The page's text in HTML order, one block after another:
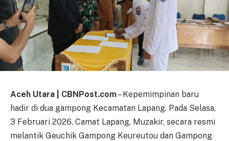
Aceh Utara | CBNPost.com– Kepemimpinan baru
hadir di dua gampong Kecamatan Lapang. Pada Selasa,
3 Februari 2026, Camat Lapang, Muzakir, secara resmi
melantik Geuchik Gampong Keureutou dan Gampong